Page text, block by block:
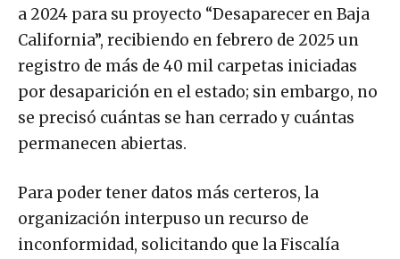
a 2024 para su proyecto “Desaparecer en Baja
California”, recibiendo en febrero de 2025 un
registro de más de 40 mil carpetas iniciadas
por desaparición en el estado; sin embargo, no
se precisó cuántas se han cerrado y cuántas
permanecen abiertas.
Para poder tener datos más certeros, la
organización interpuso un recurso de
inconformidad, solicitando que la Fiscalía